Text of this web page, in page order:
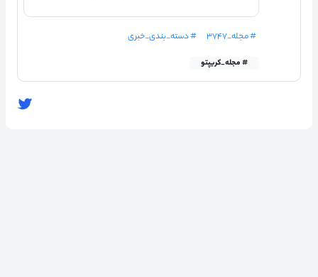
# مجله_۳۷۴۷ # دسته_بندی_خبری
# مجله_کریپتو